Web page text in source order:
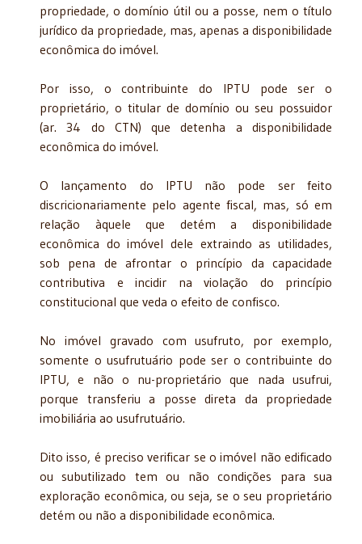
propriedade, o domínio útil ou a posse, nem o título
jurídico da propriedade, mas, apenas a disponibilidade
econômica do imóvel.
Por isso, o contribuinte do IPTU pode ser o
proprietário, o titular de domínio ou seu possuidor
(ar. 34 do CTN) que detenha a disponibilidade
econômica do imóvel.
O lançamento do IPTU não pode ser feito
discricionariamente pelo agente fiscal, mas, só em
relação àquele que detém a disponibilidade
econômica do imóvel dele extraindo as utilidades,
sob pena de afrontar o princípio da capacidade
contributiva e incidir na violação do princípio
constitucional que veda o efeito de confisco.
No imóvel gravado com usufruto, por exemplo,
somente o usufrutuário pode ser o contribuinte do
IPTU, e não o nu-proprietário que nada usufrui,
porque transferiu a posse direta da propriedade
imobiliária ao usufrutuário.
Dito isso, é preciso verificar se o imóvel não edificado
ou subutilizado tem ou não condições para sua
exploração econômica, ou seja, se o seu proprietário
detém ou não a disponibilidade econômica.